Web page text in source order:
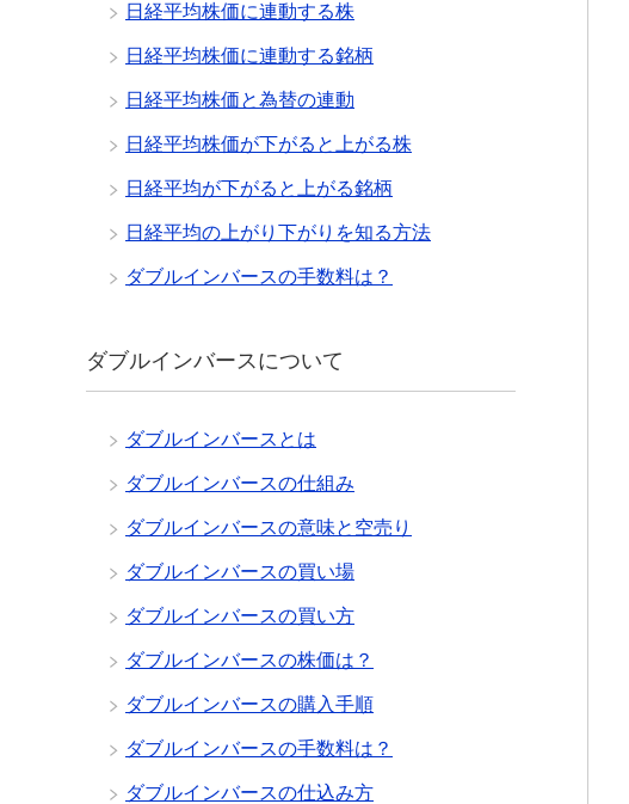
日経平均株価に連動する株
日経平均株価に連動する銘柄
日経平均株価と為替の連動
日経平均株価が下がると上がる株
日経平均が下がると上がる銘柄
日経平均の上がり下がりを知る方法
ダブルインバースの手数料は？
ダブルインバースについて
ダブルインバースとは
ダブルインバースの仕組み
ダブルインバースの意味と空売り
ダブルインバースの買い場
ダブルインバースの買い方
ダブルインバースの株価は？
ダブルインバースの購入手順
ダブルインバースの手数料は？
ダブルインバースの仕込み方